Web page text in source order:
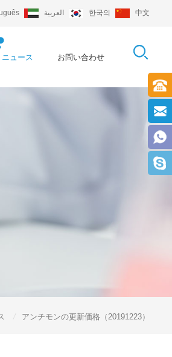
العربية 한국의 中文
ニュース お問い合わせ
アンチモンの更新価格（20191223）